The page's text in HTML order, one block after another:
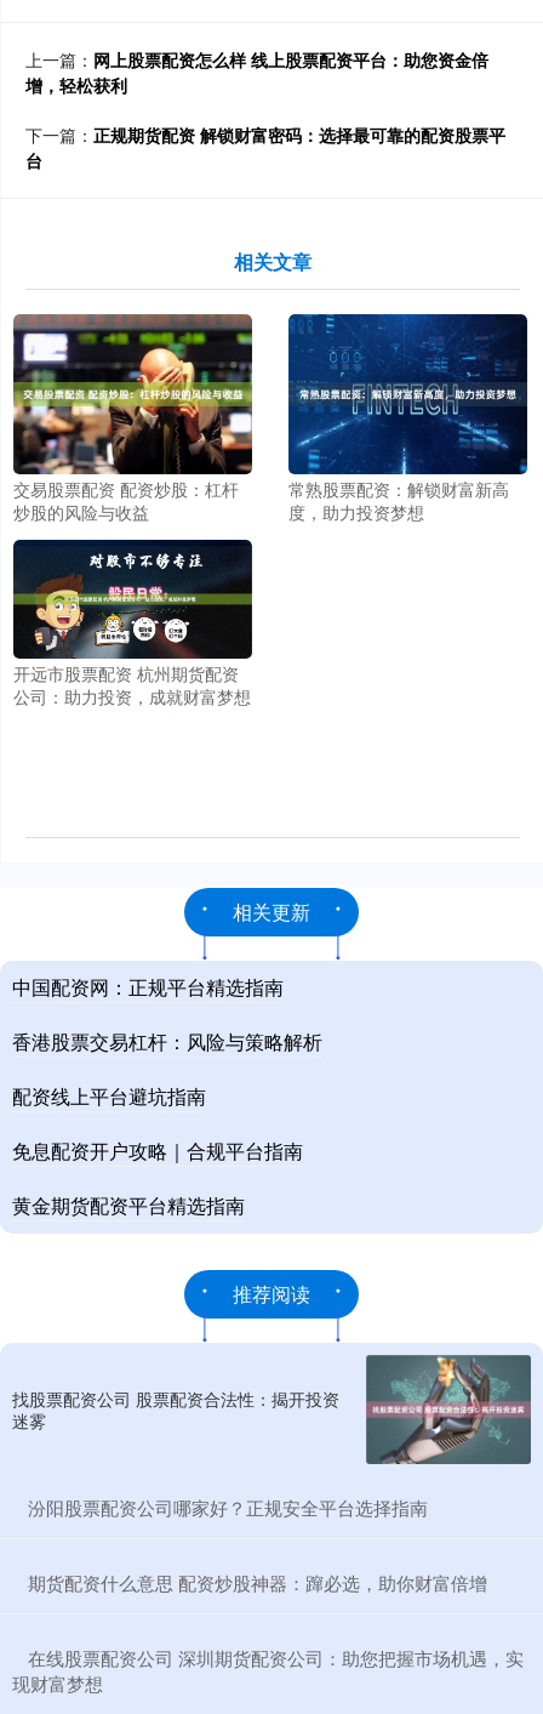
上一篇： 网上股票配资怎么样 线上股票配资平台：助您资金倍
增，轻松获利
下一篇： 正规期货配资 解锁财富密码：选择最可靠的配资股票平
台
相关文章
交易股票配资 配资炒股：杠杆
炒股的风险与收益
常熟股票配资：解锁财富新高
度，助力投资梦想
开远市股票配资 杭州期货配资
公司：助力投资，成就财富梦想
相关更新
中国配资网：正规平台精选指南
香港股票交易杠杆：风险与策略解析
配资线上平台避坑指南
免息配资开户攻略｜合规平台指南
黄金期货配资平台精选指南
推荐阅读
找股票配资公司 股票配资合法性：揭开投资
迷雾
​汾阳股票配资公司哪家好？正规安全平台选择指南
​期货配资什么意思 配资炒股神器：蹿必选，助你财富倍增
​在线股票配资公司 深圳期货配资公司：助您把握市场机遇，实
现财富梦想